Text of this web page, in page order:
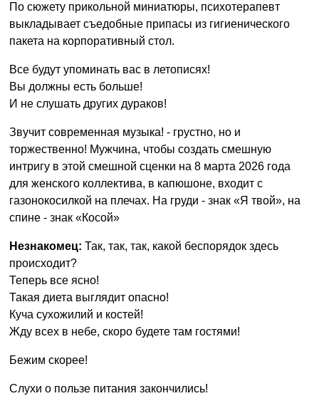
По сюжету прикольной миниатюры, психотерапевт
выкладывает съедобные припасы из гигиенического
пакета на корпоративный стол.
Все будут упоминать вас в летописях!
Вы должны есть больше!
И не слушать других дураков!
Звучит современная музыка! - грустно, но и
торжественно! Мужчина, чтобы создать смешную
интригу в этой смешной сценки на 8 марта 2026 года
для женского коллектива, в капюшоне, входит с
газонокосилкой на плечах. На груди - знак «Я твой», на
спине - знак «Косой»
Незнакомец: Так, так, так, какой беспорядок здесь
происходит?
Теперь все ясно!
Такая диета выглядит опасно!
Куча сухожилий и костей!
Жду всех в небе, скоро будете там гостями!
Бежим скорее!
Слухи о пользе питания закончились!